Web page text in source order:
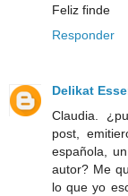
Feliz finde
Responder
Delikat
Claudia.
post,
española,
autor? Me
lo que yo